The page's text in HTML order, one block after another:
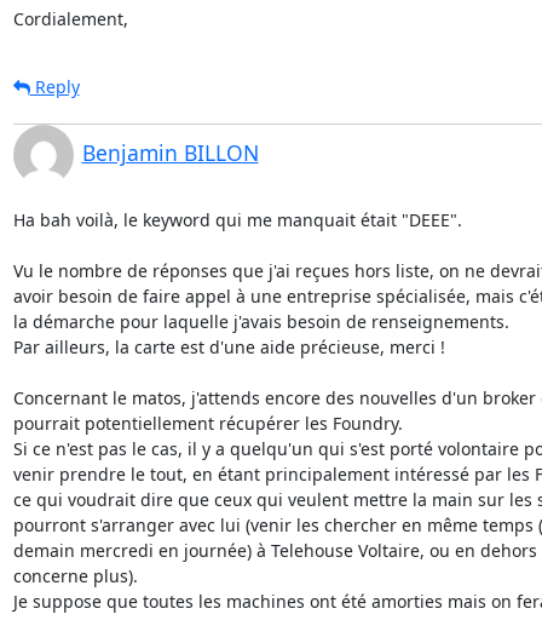
Cordialement,
Reply
Benjamin BILLON
Ha bah voilà, le keyword qui me manquait était "DEEE".
Vu le nombre de réponses que j'ai reçues hors liste, on ne
avoir besoin de faire appel à une entreprise spécialisée, mais
la démarche pour laquelle j'avais besoin de renseignements.
Par ailleurs, la carte est d'une aide précieuse, merci !
Concernant le matos, j'attends encore des nouvelles d'un broker
pourrait potentiellement récupérer les Foundry.
Si ce n'est pas le cas, il y a quelqu'un qui s'est porté volontaire
venir prendre le tout, en étant principalement intéressé par les
ce qui voudrait dire que ceux qui veulent mettre la main sur les
pourront s'arranger avec lui (venir les chercher en même temps
demain mercredi en journée) à Telehouse Voltaire, ou en dehors
concerne plus).
Je suppose que toutes les machines ont été amorties mais on